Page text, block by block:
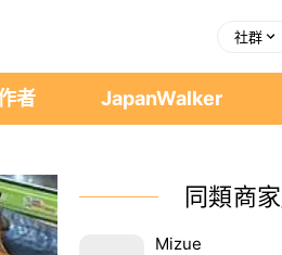
社群
者 JapanWalker
同類商
Mizue